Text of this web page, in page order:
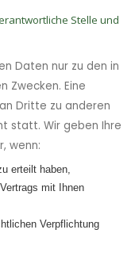
Stelle und
Daten nur zu den in
Zwecken. Eine
Dritte zu anderen
statt. Wir geben Ihre
wenn:
erteilt haben,
mit Ihnen
Verpflichtung